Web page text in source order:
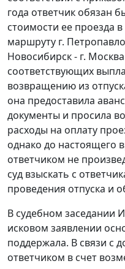
года ответчик обязан
стоимости ее проезда
маршруту г.
Новосибирск - г.
соответствующих
возвращению из
она предоставила
документы и просила
расходы на оплату
однако до настоящего
ответчиком не
суд взыскать с
проведения отпуска и
В судебном заседании
исковом заявлении
поддержала. В связи с
ответчиком в счет